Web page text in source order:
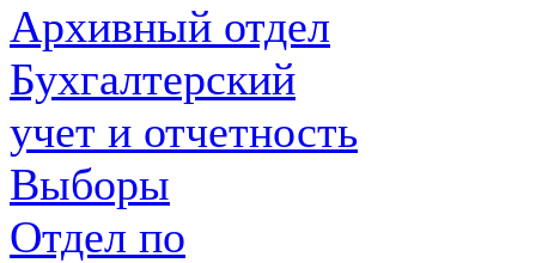
Архивный отдел
Бухгалтерский
учет и отчетность
Выборы
Отдел по